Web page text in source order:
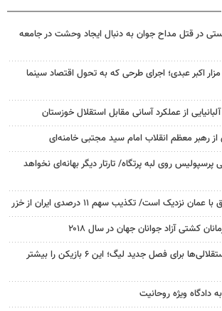
در قتل مداح جوان به دنبال ایجاد وحشت در جامعه
اکبر عبدی؛ اجرای طرحی که به تحول اقتصاد سینما
از عملکرد آسانی مقابل استقلال خوزستان
رهبر معظم انقلاب امام سید مجتبی خامنه‌ای
روی لبه پرتگاه/ تارتار دیگر بهانه‌ای نخواهد
نزدیک است/ تکذیب سهم ۱۱ درصدی ایران از خزر
کشتی آزاد جوانان جهان در سال ۲۰۱۸
نسل جدید استقلالی‌ها برای فصل جدید لیگ؛ این ۶ بازیکن را بیشتر
دادگاه ویژه روحانیت